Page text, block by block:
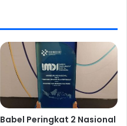
Babel Peringkat 2 Nasional